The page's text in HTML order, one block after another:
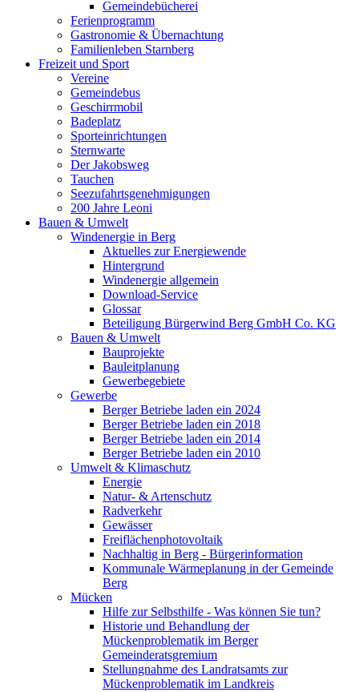
Gemeindebücherei
Ferienprogramm
Gastronomie & Übernachtung
Familienleben Starnberg
Freizeit und Sport
Vereine
Gemeindebus
Geschirrmobil
Badeplatz
Sporteinrichtungen
Sternwarte
Der Jakobsweg
Tauchen
Seezufahrtsgenehmigungen
200 Jahre Leoni
Bauen & Umwelt
Windenergie in Berg
Aktuelles zur Energiewende
Hintergrund
Windenergie allgemein
Download-Service
Glossar
Beteiligung Bürgerwind Berg GmbH Co. KG
Bauen & Umwelt
Bauprojekte
Bauleitplanung
Gewerbegebiete
Gewerbe
Berger Betriebe laden ein 2024
Berger Betriebe laden ein 2018
Berger Betriebe laden ein 2014
Berger Betriebe laden ein 2010
Umwelt & Klimaschutz
Energie
Natur- & Artenschutz
Radverkehr
Gewässer
Freiflächenphotovoltaik
Nachhaltig in Berg - Bürgerinformation
Kommunale Wärmeplanung in der Gemeinde
Berg
Mücken
Hilfe zur Selbsthilfe - Was können Sie tun?
Historie und Behandlung der
Mückenproblematik im Berger
Gemeinderatsgremium
Stellungnahme des Landratsamts zur
Mückenproblematik im Landkreis